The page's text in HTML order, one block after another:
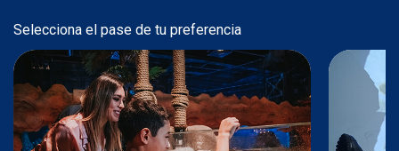
Selecciona el pase de tu preferencia